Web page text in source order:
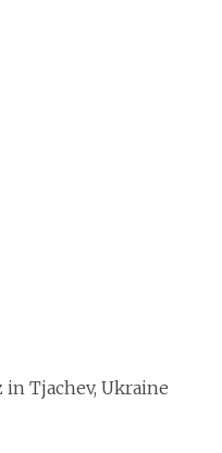
Tjachev, Ukraine